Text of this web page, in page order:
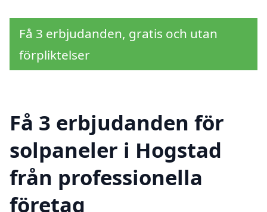
Få 3 erbjudanden, gratis och utan
förpliktelser
Få 3 erbjudanden för
solpaneler i Hogstad
från professionella
företag